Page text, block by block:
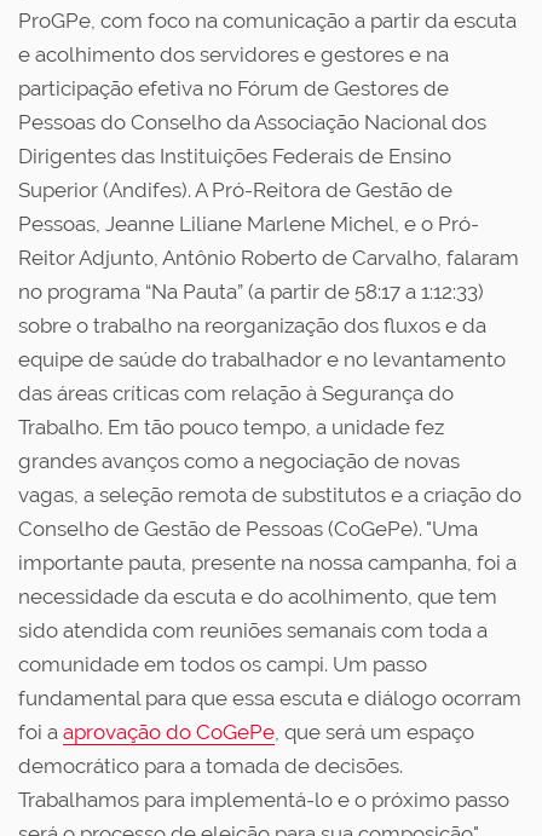
ProGPe, com foco na comunicação a partir da escuta
e acolhimento dos servidores e gestores e na
participação efetiva no Fórum de Gestores de
Pessoas do Conselho da Associação Nacional dos
Dirigentes das Instituições Federais de Ensino
Superior (Andifes). A Pró-Reitora de Gestão de
Pessoas, Jeanne Liliane Marlene Michel, e o Pró-
Reitor Adjunto, Antônio Roberto de Carvalho, falaram
no programa “Na Pauta” (a partir de 58:17 a 1:12:33)
sobre o trabalho na reorganização dos fluxos e da
equipe de saúde do trabalhador e no levantamento
das áreas críticas com relação à Segurança do
Trabalho. Em tão pouco tempo, a unidade fez
grandes avanços como a negociação de novas
vagas, a seleção remota de substitutos e a criação do
Conselho de Gestão de Pessoas (CoGePe). "Uma
importante pauta, presente na nossa campanha, foi a
necessidade da escuta e do acolhimento, que tem
sido atendida com reuniões semanais com toda a
comunidade em todos os campi. Um passo
fundamental para que essa escuta e diálogo ocorram
foi a aprovação do CoGePe, que será um espaço
democrático para a tomada de decisões.
Trabalhamos para implementá-lo e o próximo passo